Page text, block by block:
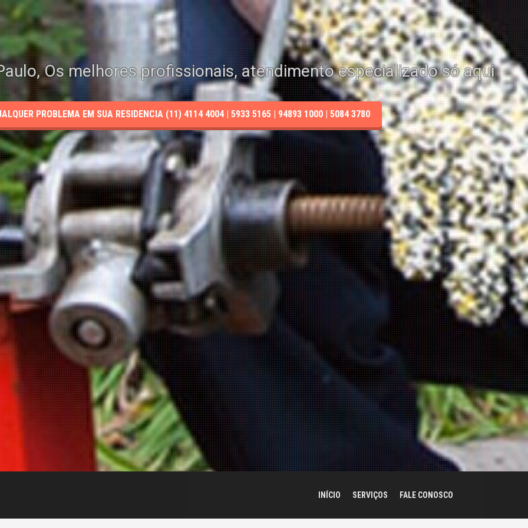
Os melhores profissionais, atendimento especializado só aqui
PROBLEMA EM SUA RESIDENCIA (11) 4114 4004 | 5933 5165 | 94893 1000 | 5084 3780
INÍCIO SERVIÇOS FALE CONOSCO